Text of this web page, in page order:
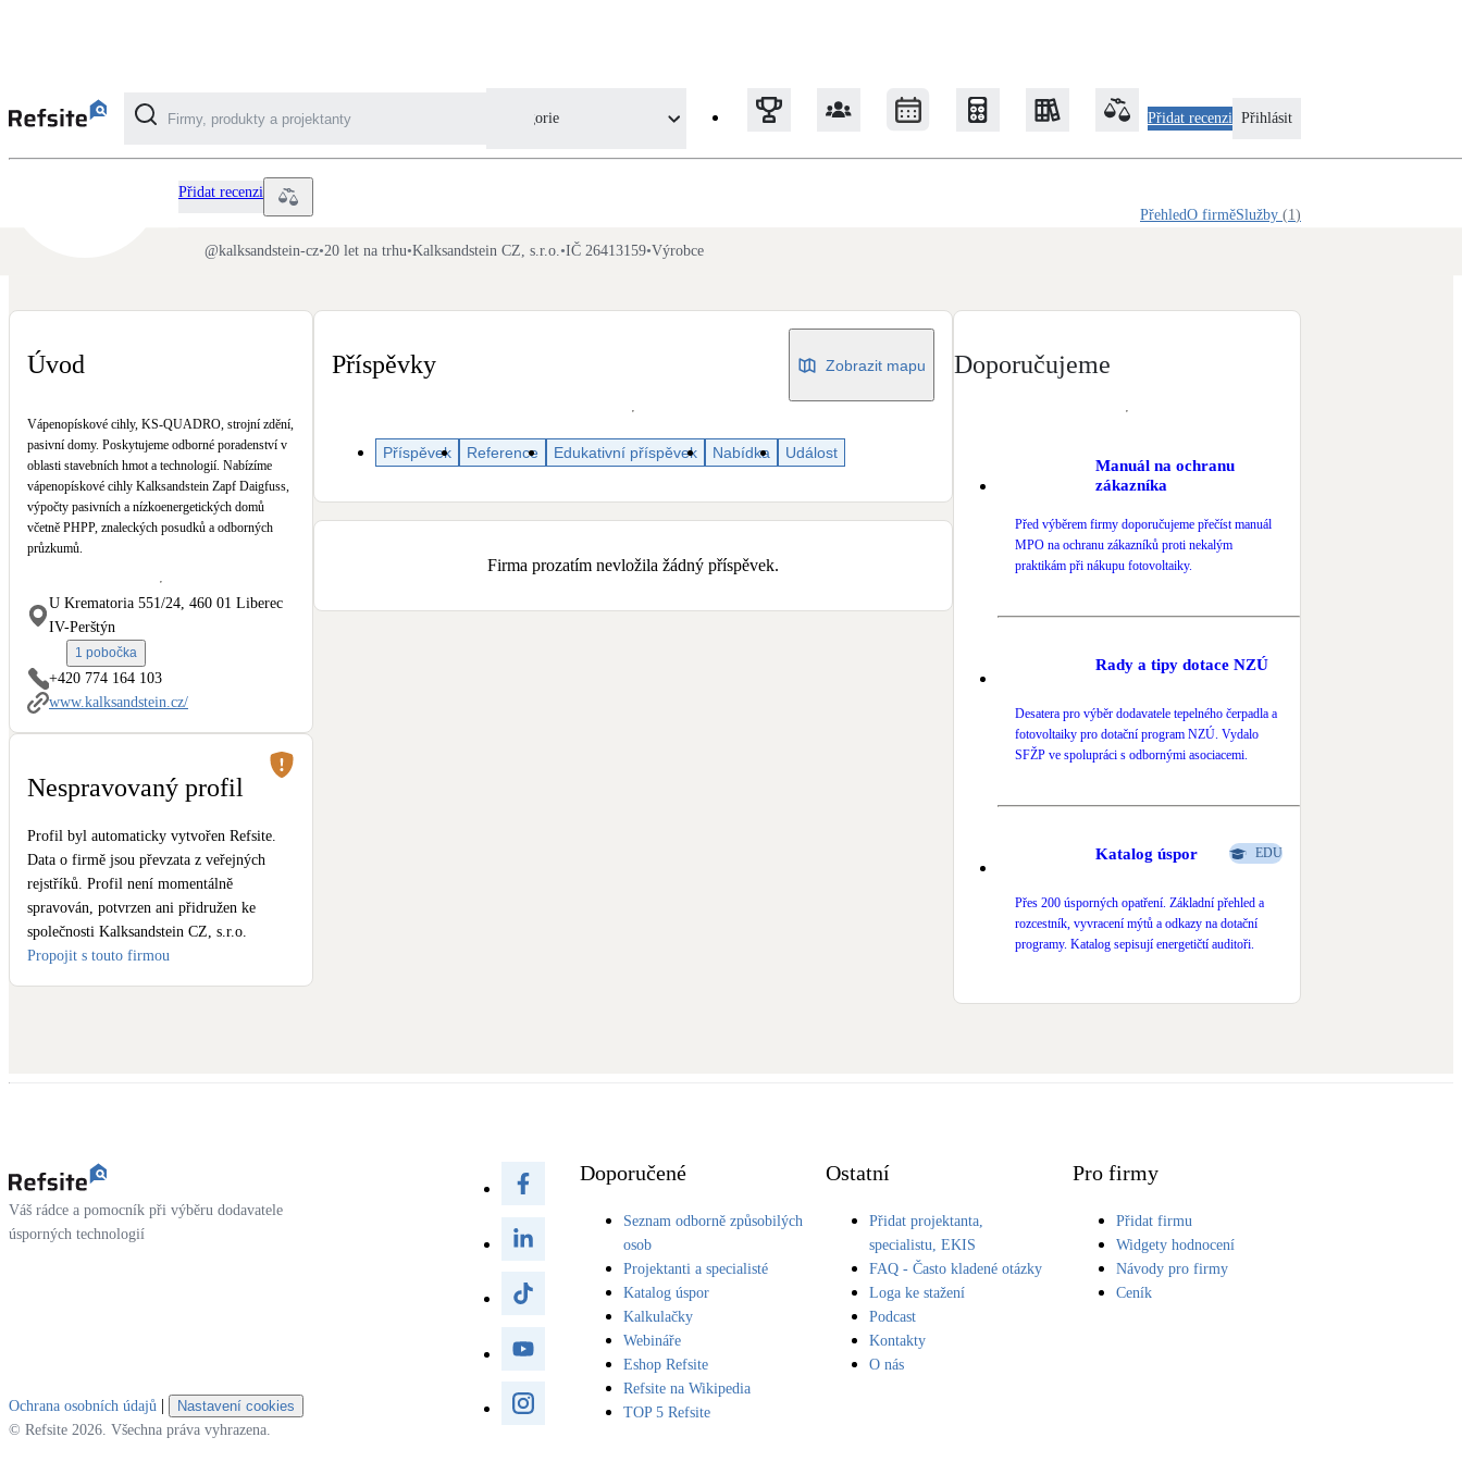
Kategorie Přidat recenzi Přihlásit
Fotovoltaika Tepelná čerpadla
Tepelná čerpadla na chlazení
Větrání s rekuperací
Teplovzdušné vytápění
Okna / dveře
Balkonové sestavy
Kotle
Hlavní zdroje vytápění
Bateriové úložiště
Pouze velké BESS
Stínicí technika
Žaluzie, markýzy, pergoly
LED osvětlení NEW
NEW
Malé i velké turbíny
Kalksandstein CZ
Přidat recenzi
PřehledO firměSlužby (1)
@kalksandstein-cz•20 let na trhu•Kalksandstein CZ, s.r.o.•IČ 26413159•Výrobce
Úvod
Vápenopískové cihly, KS-QUADRO, strojní zdění,
pasivní domy. Poskytujeme odborné poradenství v
oblasti stavebních hmot a technologií. Nabízíme
vápenopískové cihly Kalksandstein Zapf Daigfuss,
výpočty pasivních a nízkoenergetických domů
včetně PHPP, znaleckých posudků a odborných
průzkumů.
U Krematoria 551/24, 460 01 Liberec
IV-Perštýn
1 pobočka
+420 774 164 103
www.kalksandstein.cz/
Nespravovaný profil
Profil byl automaticky vytvořen Refsite.
Data o firmě jsou převzata z veřejných
rejstříků. Profil není momentálně
spravován, potvrzen ani přidružen ke
společnosti Kalksandstein CZ, s.r.o.
Propojit s touto firmou
Příspěvky Zobrazit mapu
Příspěvek Reference Edukativní příspěvek Nabídka Událost
Firma prozatím nevložila žádný příspěvek.
Doporučujeme
Manuál na ochranu
zákazníka
Před výběrem firmy doporučujeme přečíst manuál
MPO na ochranu zákazníků proti nekalým
praktikám při nákupu fotovoltaiky.
Rady a tipy dotace NZÚ
Desatera pro výběr dodavatele tepelného čerpadla a
fotovoltaiky pro dotační program NZÚ. Vydalo
SFŽP ve spolupráci s odbornými asociacemi.
Katalog úspor EDU
Přes 200 úsporných opatření. Základní přehled a
rozcestník, vyvracení mýtů a odkazy na dotační
programy. Katalog sepisují energetičtí auditoři.
Váš rádce a pomocník při výběru dodavatele
úsporných technologií
Doporučené
Seznam odborně způsobilých
osob
Projektanti a specialisté
Katalog úspor
Kalkulačky
Webináře
Eshop Refsite
Refsite na Wikipedia
TOP 5 Refsite
Ostatní
Přidat projektanta,
specialistu, EKIS
FAQ - Často kladené otázky
Loga ke stažení
Podcast
Kontakty
O nás
Pro firmy
Přidat firmu
Widgety hodnocení
Návody pro firmy
Ceník
Ochrana osobních údajů |
Nastavení cookies
© Refsite 2026. Všechna práva vyhrazena.